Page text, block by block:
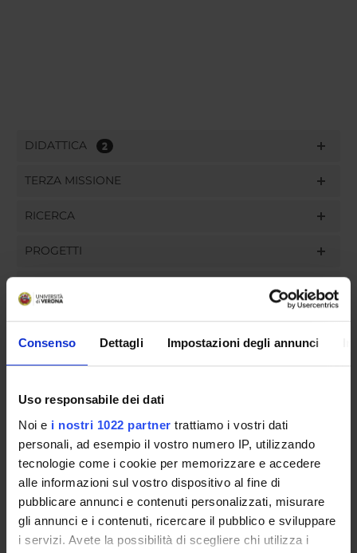
Consenso Dettagli Impostazioni degli annunci
Uso responsabile dei dati
Noi e i nostri 1022 partner trattiamo i vostri dati
personali, ad esempio il vostro numero IP, utilizzando
tecnologie come i cookie per memorizzare e accedere
alle informazioni sul vostro dispositivo al fine di
pubblicare annunci e contenuti personalizzati, misurare
gli annunci e i contenuti, ricercare il pubblico e sviluppare
i servizi. Avete la possibilità di scegliere chi utilizza i
DIDATTICA 2
TERZA MISSIONE
RICERCA
PROGETTI
GOVERNANCE
COMMISSIONI
UFFICI E STRUTTURE DI SERVIZIO